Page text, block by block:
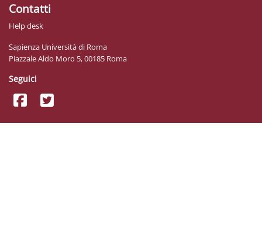
Contatti
Help desk
Sapienza Università di Roma
Piazzale Aldo Moro 5, 00185 Roma
Seguici